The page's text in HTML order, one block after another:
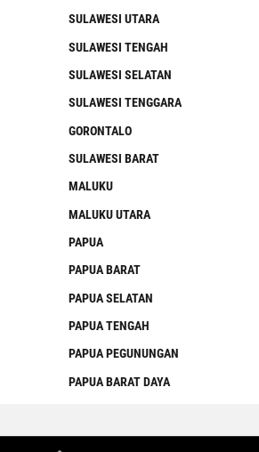
SULAWESI UTARA
SULAWESI TENGAH
SULAWESI SELATAN
SULAWESI TENGGARA
GORONTALO
SULAWESI BARAT
MALUKU
MALUKU UTARA
PAPUA
PAPUA BARAT
PAPUA SELATAN
PAPUA TENGAH
PAPUA PEGUNUNGAN
PAPUA BARAT DAYA